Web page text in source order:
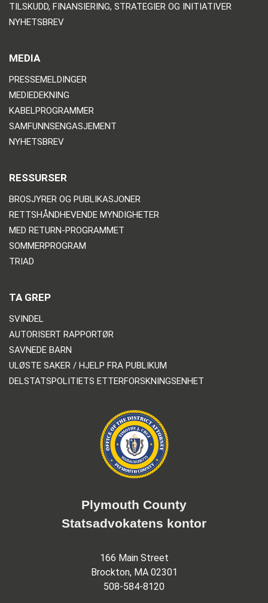
TILSKUDD, FINANSIERING, STRATEGIER OG INITIATIVER
NYHETSBREV
MEDIA
PRESSEMELDINGER
MEDIEDEKNING
KABELPROGRAMMER
SAMFUNNSENGASJEMENT
NYHETSBREV
RESSURSER
BROSJYRER OG PUBLIKASJONER
RETTSHÅNDHEVENDE MYNDIGHETER
MED RETURN-PROGRAMMET
SOMMERPROGRAM
TRIAD
TA GREP
SVINDEL
AUTORISERT RAPPORTØR
SAVNEDE BARN
ULØSTE SAKER / HJELP FRA PUBLIKUM
DELSTATSPOLITIETS ETTERFORSKNINGSENHET
Plymouth County
Statsadvokatens kontor
166 Main Street
Brockton, MA 02301
508-584-8120